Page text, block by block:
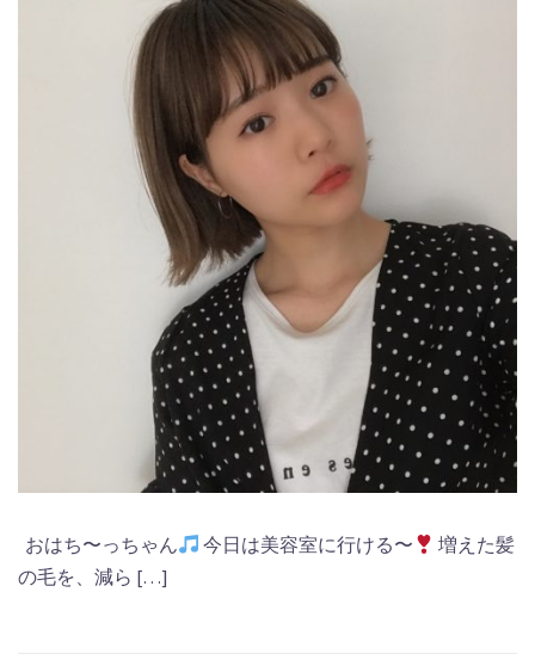
おはち〜っちゃん 今日は美容室に行ける〜
増えた髪
の毛を、減ら […]